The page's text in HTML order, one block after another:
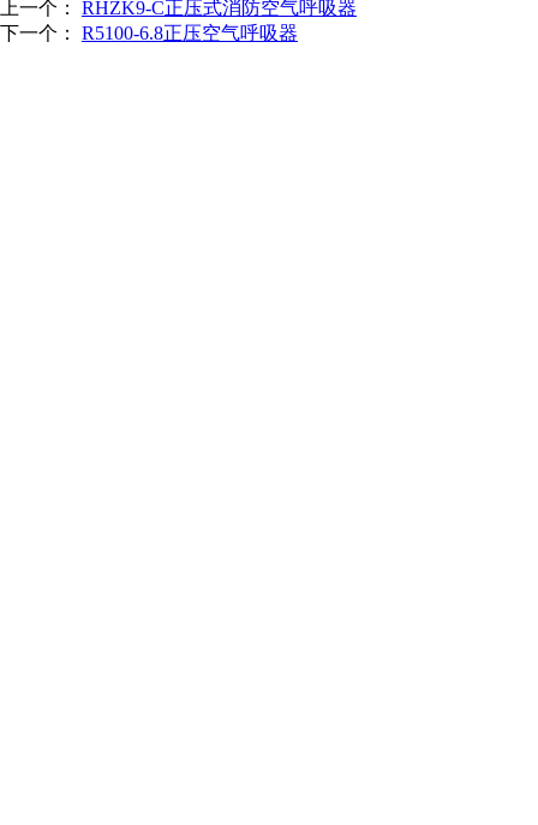
上一个： RHZK9-C正压式消防空气呼吸器
下一个： R5100-6.8正压空气呼吸器